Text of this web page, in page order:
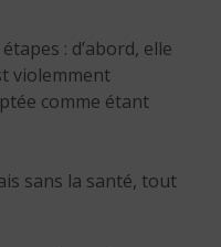
: d’abord, elle
violemment
comme étant
sans la santé, tout